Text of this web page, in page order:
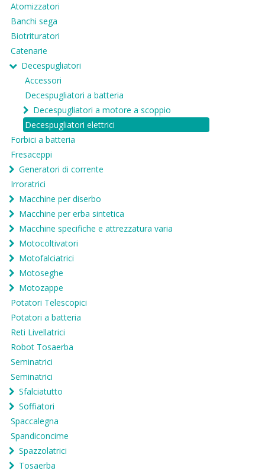
Atomizzatori
Banchi sega
Biotrituratori
Catenarie
Decespugliatori
Accessori
Decespugliatori a batteria
Decespugliatori a motore a scoppio
Decespugliatori elettrici
Forbici a batteria
Fresaceppi
Generatori di corrente
Irroratrici
Macchine per diserbo
Macchine per erba sintetica
Macchine specifiche e attrezzatura varia
Motocoltivatori
Motofalciatrici
Motoseghe
Motozappe
Potatori Telescopici
Potatori a batteria
Reti Livellatrici
Robot Tosaerba
Seminatrici
Seminatrici
Sfalciatutto
Soffiatori
Spaccalegna
Spandiconcime
Spazzolatrici
Tosaerba